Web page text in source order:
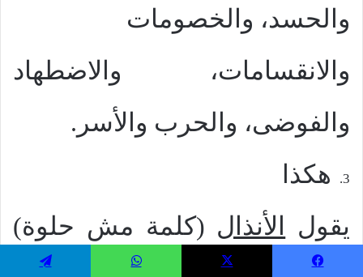
والحسد، والخصومات
والانقسامات، والاضطهاد
والفوضى، والحرب والأسر.
3.
هكذا
يقول الأنذال (كلمة مش حلوة)